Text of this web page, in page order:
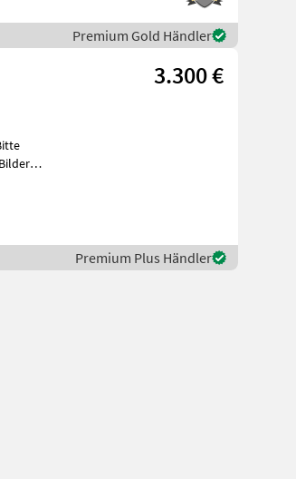
Premium Gold Händler
3.300 €
Premium Plus Händler